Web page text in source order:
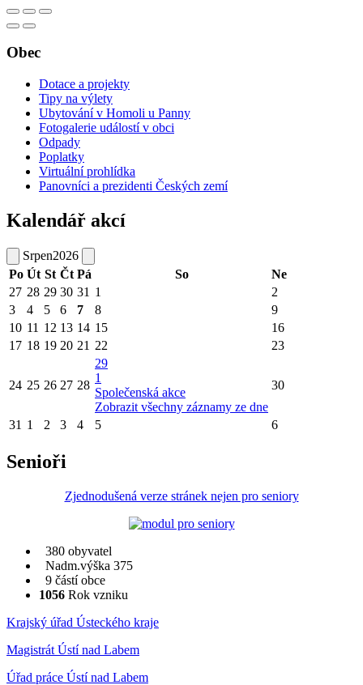
Obec
Dotace a projekty
Tipy na výlety
Ubytování v Homoli u Panny
Fotogalerie událostí v obci
Odpady
Poplatky
Virtuální prohlídka
Panovníci a prezidenti Českých zemí
Kalendář akcí
Srpen2026
Po Út St Čt Pá So
Ne
27 28 29 30 31 1
2
3
4 5 6 7 8
9
10 11 12 13 14 15
16
17 18 19 20 21 22 23
24 25 26 27 28
29
1
Společenská akce
Zobrazit všechny záznamy ze dne
30
31 1 2 3 4 5 6
Senioři
Zjednodušená verze stránek nejen pro seniory
380 obyvatel
Nadm.výška 375
9 částí obce
1056 Rok vzniku
Krajský úřad Ústeckého kraje
Magistrát Ústí nad Labem
Úřad práce Ústí nad Labem